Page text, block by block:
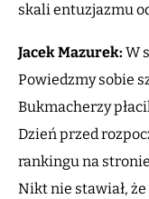
skali entuzjazmu
Jacek Mazurek: W
Powiedzmy sobie
Bukmacherzy
Dzień przed
rankingu na
Nikt nie stawiał,